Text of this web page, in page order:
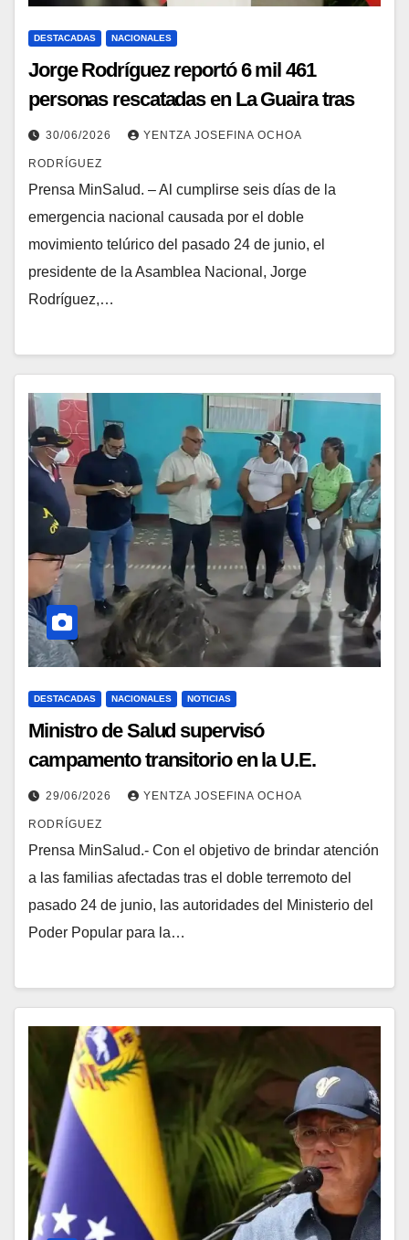
DESTACADAS NACIONALES
Jorge Rodríguez reportó 6 mil 461
personas rescatadas en La Guaira tras
emergencia sísmica
30/06/2026 YENTZA JOSEFINA OCHOA
RODRÍGUEZ
Prensa MinSalud. – Al cumplirse seis días de la
emergencia nacional causada por el doble
movimiento telúrico del pasado 24 de junio, el
presidente de la Asamblea Nacional, Jorge
Rodríguez,…
DESTACADAS NACIONALES NOTICIAS
Ministro de Salud supervisó
campamento transitorio en la U.E.
Estadal La Guaira
29/06/2026 YENTZA JOSEFINA OCHOA
RODRÍGUEZ
Prensa MinSalud.- Con el objetivo de brindar atención
a las familias afectadas tras el doble terremoto del
pasado 24 de junio, las autoridades del Ministerio del
Poder Popular para la…